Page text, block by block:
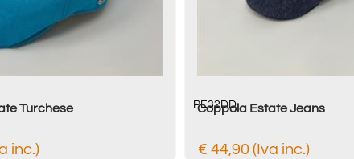
Turchese
inc.)
PE32DD
Coppola Estate Jeans
€ 44,90 (Iva inc.)